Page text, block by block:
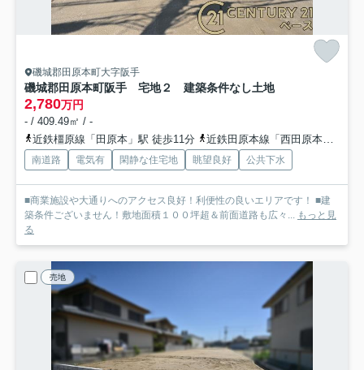
磯城郡田原本町大字阪手
磯城郡田原本町阪手 宅地２ 建築条件なし土地
2,780万円
- / 409.49㎡ / -
近鉄橿原線「田原本」駅 徒歩11分
近鉄田原本線「西田原本」駅 徒歩13分
南道路 電気有 閑静な住宅地 眺望良好 公共下水
■商業施設や大通りへのアクセス良好！利便性の良いエリアです！ ■建
築条件ございません！敷地面積１００坪超＆前面道路も広々...
もっと見
る
売地